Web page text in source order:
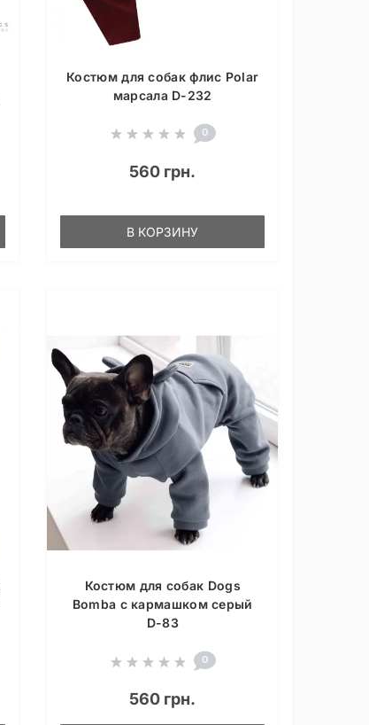
Костюм для собак флис Polar
марсала D-232
0
560 грн.
В КОРЗИНУ
Костюм для собак Dogs
Bomba с кармашком серый
D-83
0
560 грн.